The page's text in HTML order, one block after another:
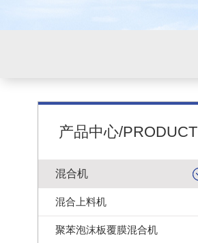
产品中心/PRODUCT
混合机
混合上料机
聚苯泡沫板覆膜混合机